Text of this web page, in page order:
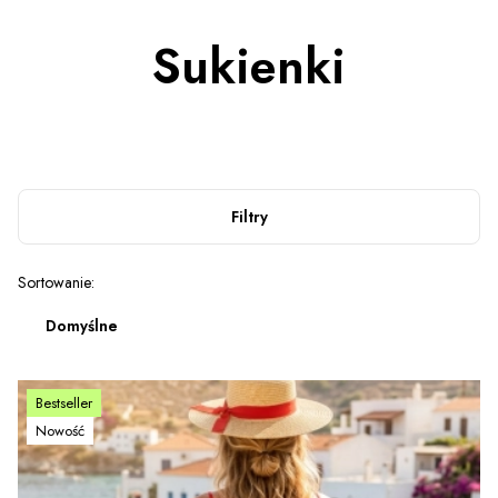
Sukienki
Filtry
Lista produktów
Sortowanie:
Domyślne
Bestseller
Nowość